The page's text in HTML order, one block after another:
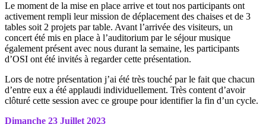
Le moment de la mise en place arrive et tout nos participants ont
activement rempli leur mission de déplacement des chaises et de 3
tables soit 2 projets par table. Avant l’arrivée des visiteurs, un
concert été mis en place à l’auditorium par le séjour musique
également présent avec nous durant la semaine, les participants
d’OSI ont été invités à regarder cette présentation.
Lors de notre présentation j’ai été très touché par le fait que chacun
d’entre eux a été applaudi individuellement. Très content d’avoir
clôturé cette session avec ce groupe pour identifier la fin d’un cycle.
Dimanche 23 Juillet 2023